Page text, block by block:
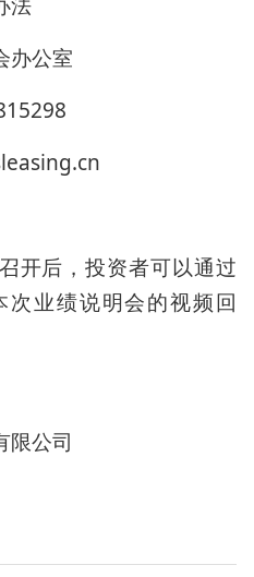
办公室
开后，投资者可以通过
业绩说明会的视频回
限公司